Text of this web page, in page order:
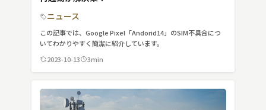
ニュース
この記事では、Google Pixel「Andorid14」のSIM不具合につ
いてわかりやすく簡潔に紹介しています。
2023-10-13
3min